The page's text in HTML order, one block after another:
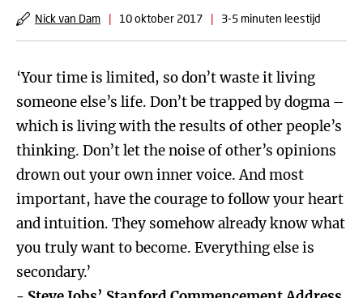
Nick van Dam | 10 oktober 2017 | 3-5 minuten leestijd
‘Your time is limited, so don’t waste it living
someone else’s life. Don’t be trapped by dogma –
which is living with the results of other people’s
thinking. Don’t let the noise of other’s opinions
drown out your own inner voice. And most
important, have the courage to follow your heart
and intuition. They somehow already know what
you truly want to become. Everything else is
secondary.’